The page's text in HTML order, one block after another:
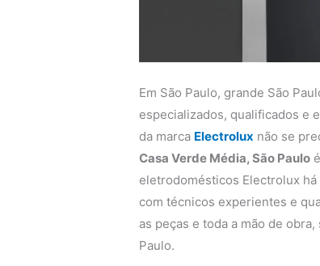
Em São Paulo, grande São
especializados, qualificados e
da marca Electrolux não se
Casa Verde Média, São Paulo
eletrodomésticos Electrolux
com técnicos experientes e
as peças e toda a mão de
Paulo.